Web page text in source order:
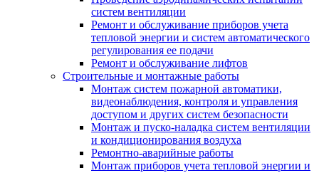
систем вентиляции
Ремонт и обслуживание приборов учета
тепловой энергии и систем автоматического
регулирования ее подачи
Ремонт и обслуживание лифтов
Строительные и монтажные работы
Монтаж систем пожарной автоматики,
видеонаблюдения, контроля и управления
доступом и других систем безопасности
Монтаж и пуско-наладка систем вентиляции
и кондиционирования воздуха
Ремонтно-аварийные работы
Монтаж приборов учета тепловой энергии и